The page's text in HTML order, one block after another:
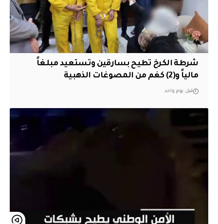
شرطة الكرخ تطيح بسارقين وتستعيد مبلغاً
مالياً و(2) كغم من المصوغات الذهبية
قبل يوم واحد